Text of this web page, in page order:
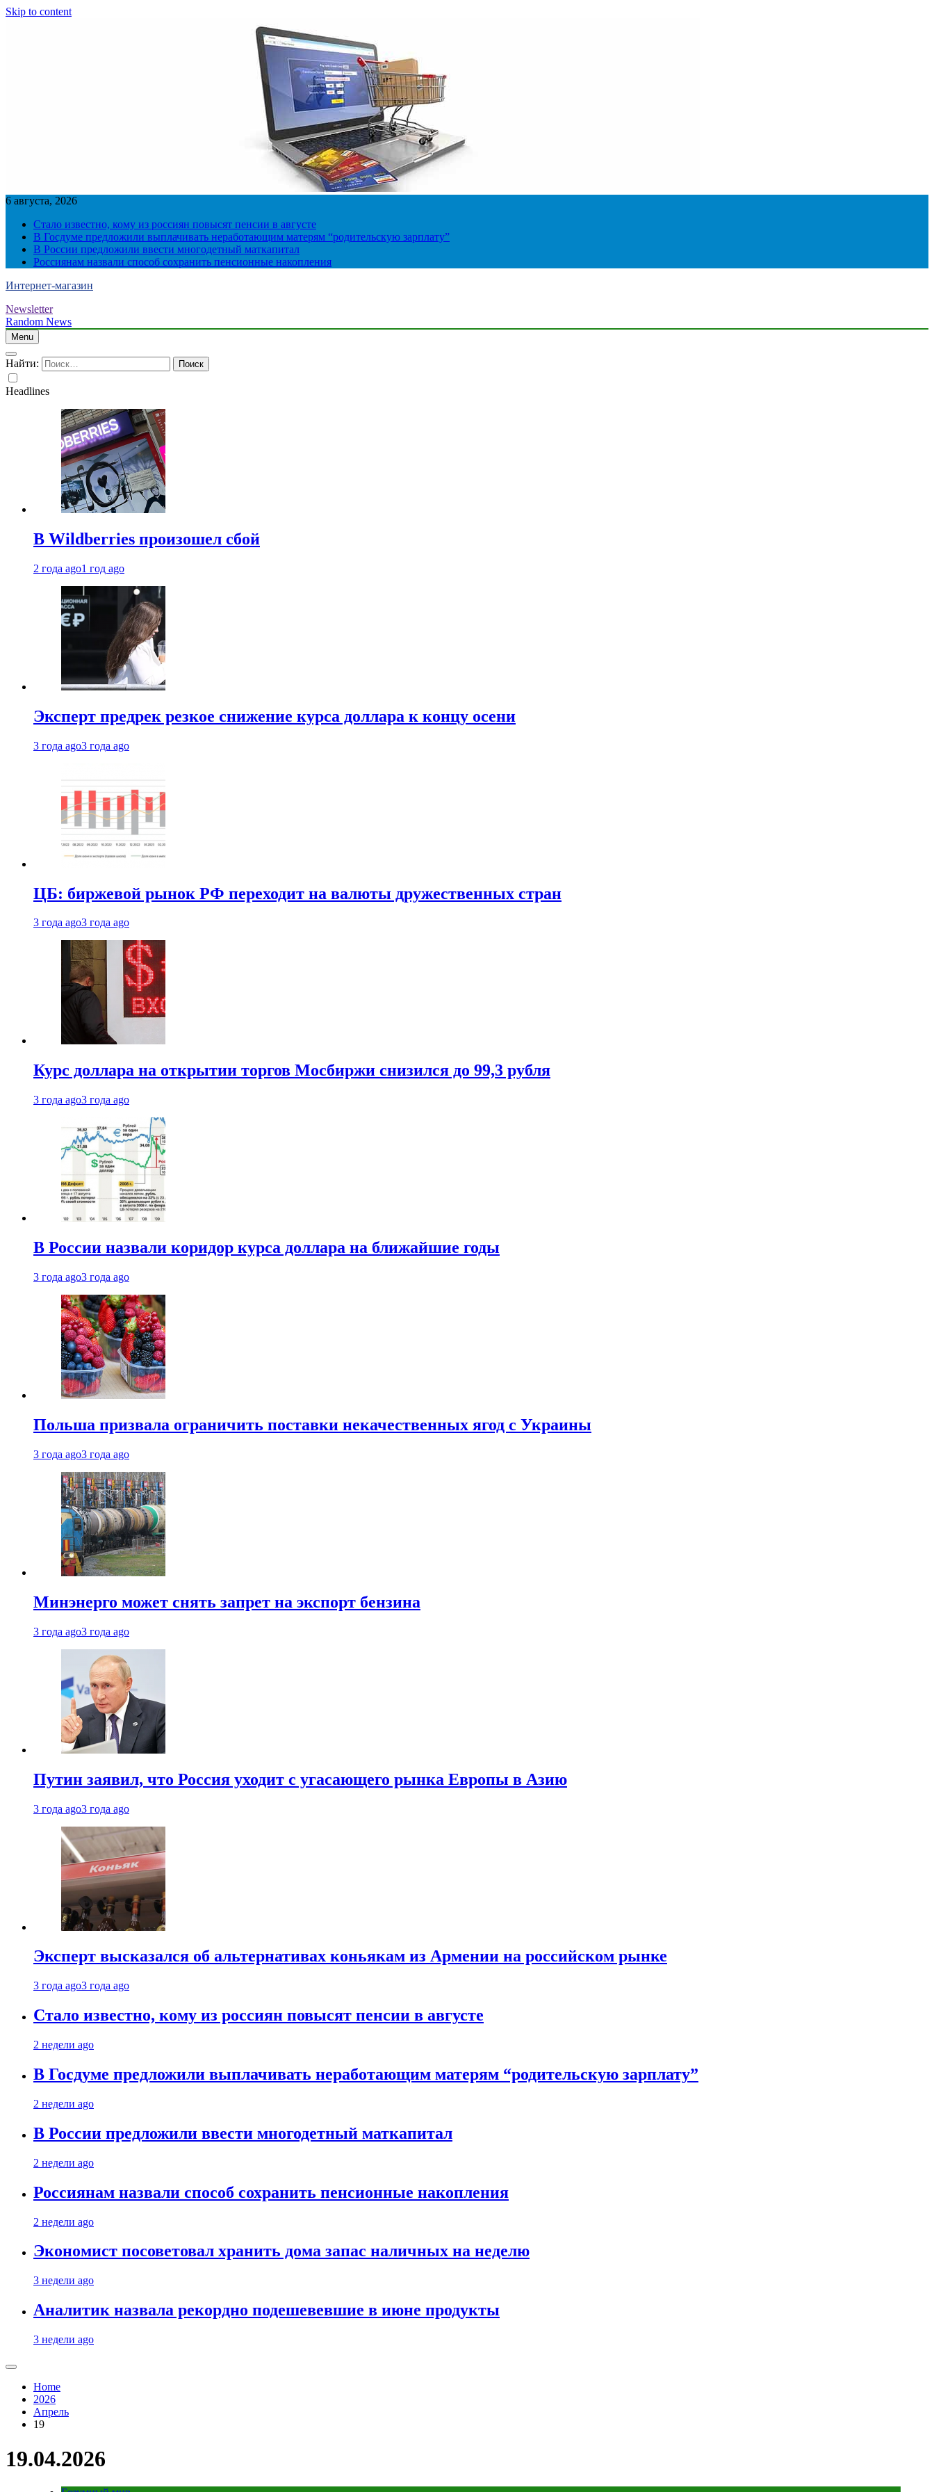
Skip to content
6 августа, 2026
Стало известно, кому из россиян повысят пенсии в августе
В Госдуме предложили выплачивать неработающим матерям “родительскую зарплату”
В России предложили ввести многодетный маткапитал
Россиянам назвали способ сохранить пенсионные накопления
Интернет-магазин
Newsletter
Random News
Menu
Найти:
Headlines
В Wildberries произошел сбой
2 года ago1 год ago
Эксперт предрек резкое снижение курса доллара к концу осени
3 года ago3 года ago
ЦБ: биржевой рынок РФ переходит на валюты дружественных стран
3 года ago3 года ago
Курс доллара на открытии торгов Мосбиржи снизился до 99,3 рубля
3 года ago3 года ago
В России назвали коридор курса доллара на ближайшие годы
3 года ago3 года ago
Польша призвала ограничить поставки некачественных ягод с Украины
3 года ago3 года ago
Минэнерго может снять запрет на экспорт бензина
3 года ago3 года ago
Путин заявил, что Россия уходит с угасающего рынка Европы в Азию
3 года ago3 года ago
Эксперт высказался об альтернативах коньякам из Армении на российском рынке
3 года ago3 года ago
Стало известно, кому из россиян повысят пенсии в августе
2 недели ago
В Госдуме предложили выплачивать неработающим матерям “родительскую зарплату”
2 недели ago
В России предложили ввести многодетный маткапитал
2 недели ago
Россиянам назвали способ сохранить пенсионные накопления
2 недели ago
Экономист посоветовал хранить дома запас наличных на неделю
3 недели ago
Аналитик назвала рекордно подешевевшие в июне продукты
3 недели ago
Home
2026
Апрель
19
19.04.2026